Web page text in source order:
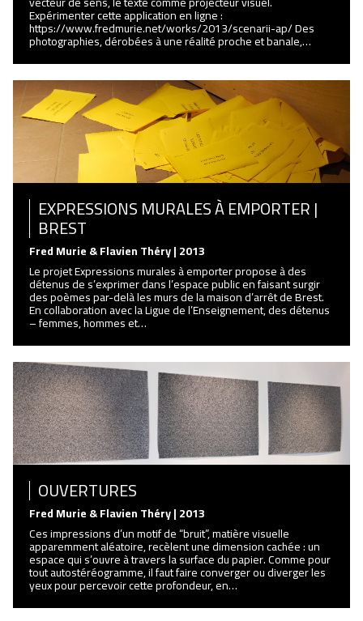
Expérimenter cette application en ligne :
https://www.fredmurie.net/works/2013/scenarii-ap/ Des
photographies, dérobées à une réalité proche et banale,…
EXPRESSIONS MURALES À EMPORTER |
BREST
Fred Murie & Flavien Théry | 2013
Le projet Expressions murales à emporter propose à des
détenus de s’exprimer dans l’espace public en faisant surgir
des poèmes par-delà les murs de la maison d’arrêt de Brest.
En collaboration avec la Ligue de l’Enseignement, des détenus
– femmes, hommes et…
OUVERTURES
Fred Murie & Flavien Théry | 2013
Ces impressions d’un motif de “bruit”, matière visuelle
apparemment aléatoire, recèlent une dimension cachée : un
espace qui s’ouvre à travers la surface du papier. Comme pour
tout autostéréogramme, il faut faire converger ou diverger les
yeux pour percevoir cette profondeur, en…